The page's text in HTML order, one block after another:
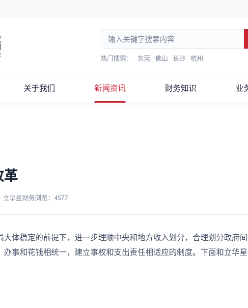
热门搜索： 东莞 佛山 长沙 杭州
关于我们 新闻资讯 财务知识 业
革
立华星财务浏览： 4577
稳定的前提下，进一步理顺中央和地方收入划分，合理划分政府
事和花钱相统一，建立事权和支出责任相适应的制度。下面和立华